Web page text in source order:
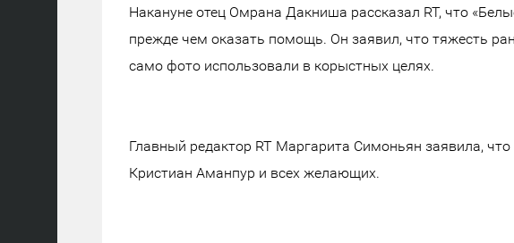
Накануне отец Омрана Дакниша рассказал RT, что
прежде чем оказать помощь. Он заявил, что тяжесть
само фото использовали в корыстных целях.
Главный редактор RT Маргарита Симоньян заявила,
Кристиан Аманпур и всех желающих.